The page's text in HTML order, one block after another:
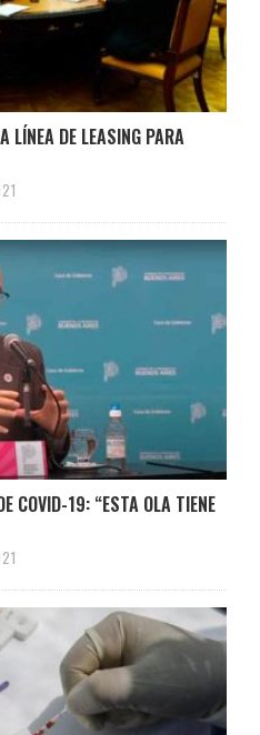
LÍNEA DE LEASING PARA
COVID-19: “ESTA OLA TIENE